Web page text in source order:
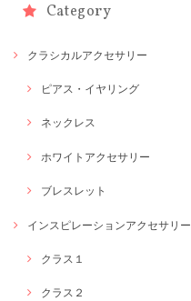
Category
クラシカルアクセサリー
ピアス・イヤリング
ネックレス
ホワイトアクセサリー
ブレスレット
インスピレーションアクセサリー
クラス１
クラス２